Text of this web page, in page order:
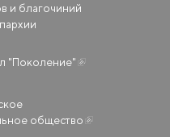
и благочиний
"Поколение"
общество (внешняя ссылка)